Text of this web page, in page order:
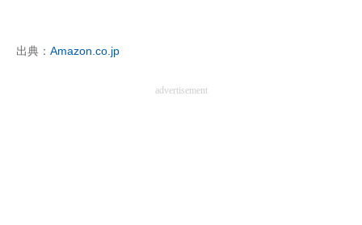
出典： Amazon.co.jp
advertisement